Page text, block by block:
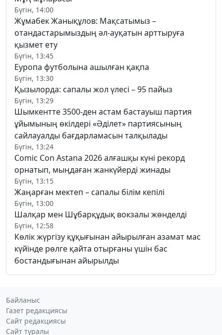
Бүгін, 14:00
Жұмабек Жанықұлов: Мақсатымыз –
отандастарымыздың әл-ауқатын арттыруға
қызмет ету
Бүгін, 13:45
Еуропа футболына ашылған қақпа
Бүгін, 13:30
Қызылорда: сапалы жол үлесі – 95 пайыз
Бүгін, 13:29
Шымкентте 3500-ден астам бастауыш партия
ұйымының өкілдері «Әділет» партиясының
сайлауалды бағдарламасын талқылады
Бүгін, 13:24
Comic Con Astana 2026 алғашқы күні рекорд
орнатып, мыңдаған жанкүйерді жинады
Бүгін, 13:15
Жаңарған мектеп – сапалы білім кепілі
Бүгін, 13:00
Шалқар мен Шұбарқұдық вокзалы жөнделді
Бүгін, 12:58
Көлік жүргізу құқығынан айырылған азамат мас
күйінде рөлге қайта отырғаны үшін бас
бостандығынан айырылды
Байланыс
Газет редакциясы
Сайт редакциясы
Сайт туралы